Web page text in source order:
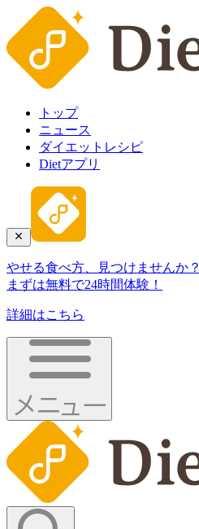
トップ
ニュース
ダイエットレシピ
Dietアプリ
やせる食べ方、見つけませんか？
まずは無料で24時間体験！
詳細はこちら